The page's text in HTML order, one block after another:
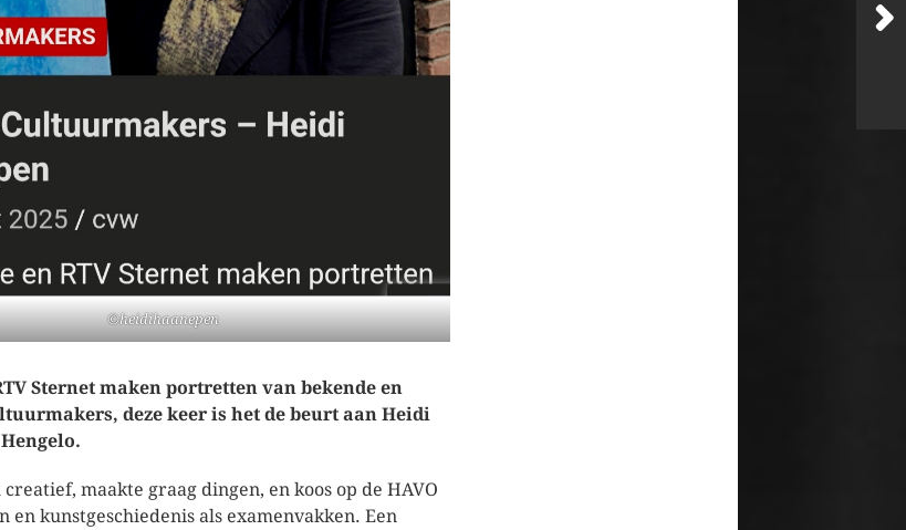
©heidihaanepen
Sternet maken portretten van bekende en
deze keer is het de beurt aan Heidi
maakte graag dingen, en koos op de HAVO
en kunstgeschiedenis als examenvakken. Een